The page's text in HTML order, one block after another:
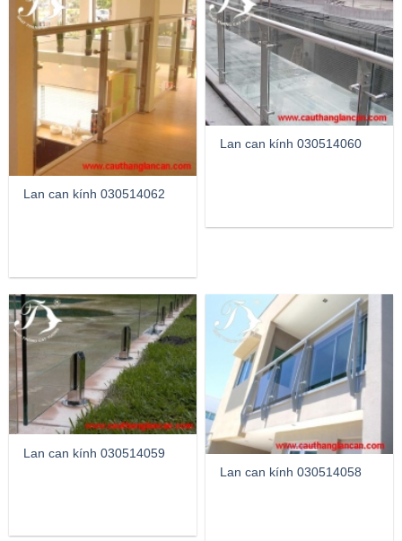
Lan can kính 030514062
Lan can kính 030514060
Lan can kính 030514059
Lan can kính 030514058